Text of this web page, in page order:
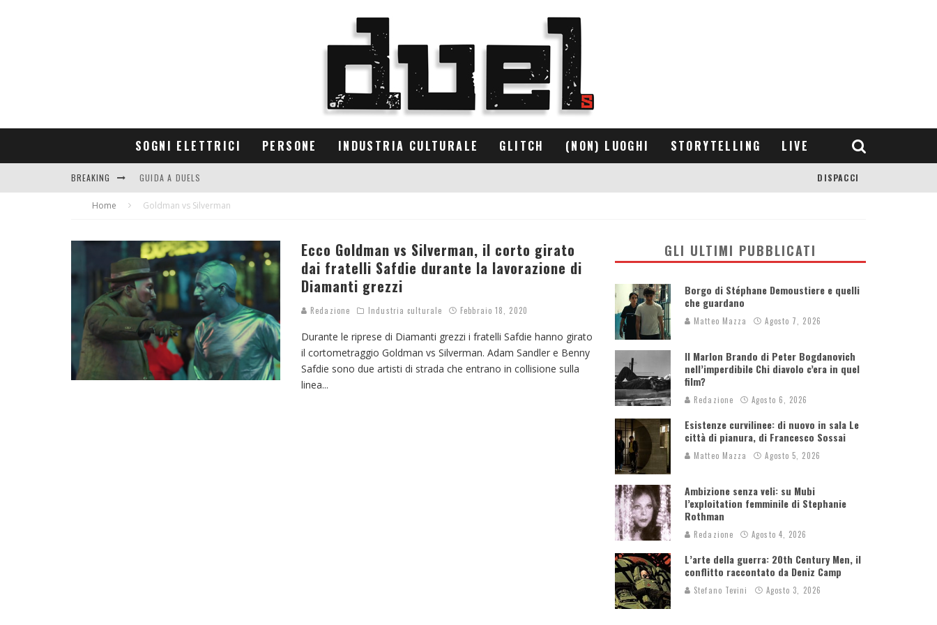
SOGNI ELETTRICI PERSONE INDUSTRIA CULTURALE GLITCH (NON) LUOGHI STORYTELLING LIVE
BREAKING GUIDA A DUELS
CONTRIBUTORS
DISPACCI
Home Goldman vs Silverman
Ecco Goldman vs Silverman, il corto girato
dai fratelli Safdie durante la lavorazione di
Diamanti grezzi
Redazione Industria culturale Febbraio 18, 2020
Durante le riprese di Diamanti grezzi i fratelli Safdie hanno girato
il cortometraggio Goldman vs Silverman. Adam Sandler e Benny
Safdie sono due artisti di strada che entrano in collisione sulla
linea...
GLI ULTIMI PUBBLICATI
Borgo di Stéphane Demoustiere e quelli
che guardano
Matteo Mazza Agosto 7, 2026
Il Marlon Brando di Peter Bogdanovich
nell’imperdibile Chi diavolo c’era in quel
film?
Redazione Agosto 6, 2026
Esistenze curvilinee: di nuovo in sala Le
città di pianura, di Francesco Sossai
Matteo Mazza Agosto 5, 2026
Ambizione senza veli: su Mubi
l’exploitation femminile di Stephanie
Rothman
Redazione Agosto 4, 2026
L’arte della guerra: 20th Century Men, il
conflitto raccontato da Deniz Camp
Stefano Tevini Agosto 3, 2026